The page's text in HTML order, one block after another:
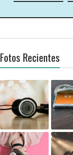
Fotos Recientes